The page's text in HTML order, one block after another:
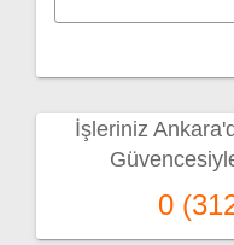
İşleriniz
0